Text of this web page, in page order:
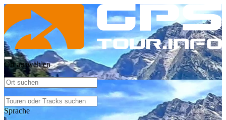
Ort auswählen
Sprache